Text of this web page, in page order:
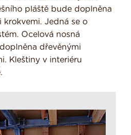
pláště bude doplněna
krokvemi. Jedná se o
Ocelová nosná
dřevěnými
Kleštiny v interiéru